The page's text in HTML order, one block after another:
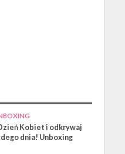
Kobiet i odkrywaj
dnia! Unboxing